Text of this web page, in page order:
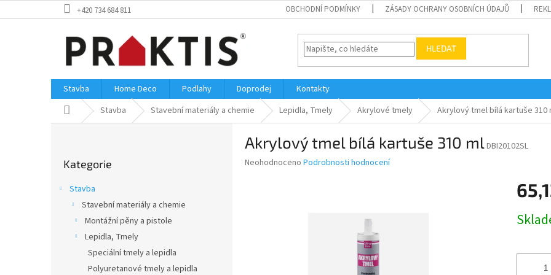
na
+420 734 684 811 OBCHODNÍ PODMÍNKY ZÁSADY OCHRANY OSOBNÍCH ÚDAJŮ
HLEDAT
Stavba Home Deco Podlahy Doprodej
Kontakty
Domů Stavba Stavební materiály a chemie Lepidla, Tmely Akrylové tmely Akrylový tmel bílá kartuše 310
kategorie
Kategorie
Stavba
Stavební materiály a chemie
Montážní pěny a pistole
Lepidla, Tmely
Speciální tmely a lepidla
Polyuretanové tmely a lepidla
Akrylový tmel bílá kartuše 310 mlDBI20102SL
Průměrné
Neohodnoceno Podrobnosti hodnocení
cena: